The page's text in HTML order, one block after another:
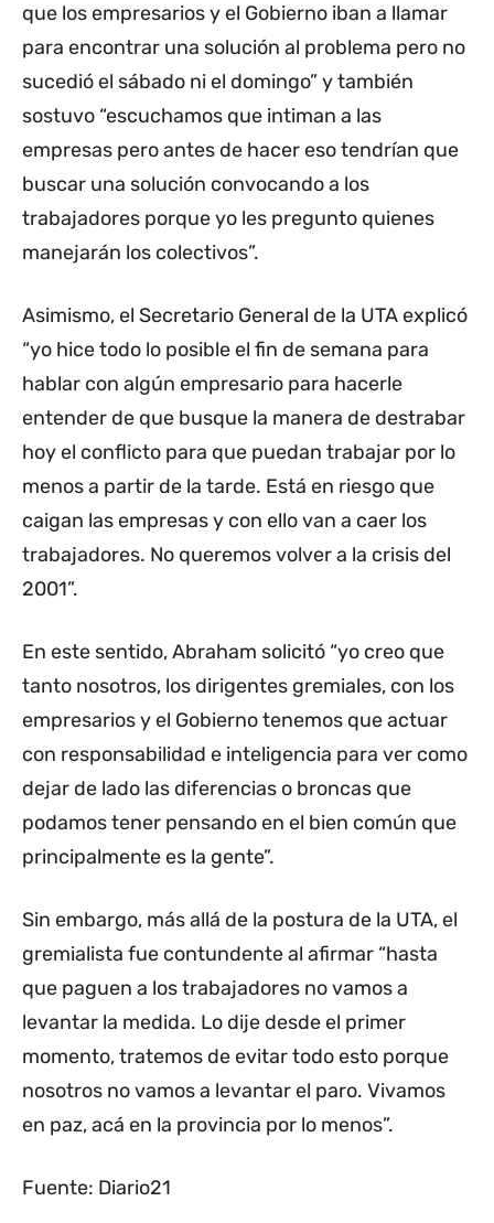
que los empresarios y el Gobierno iban a llamar
para encontrar una solución al problema pero no
sucedió el sábado ni el domingo” y también
sostuvo “escuchamos que intiman a las
empresas pero antes de hacer eso tendrían que
buscar una solución convocando a los
trabajadores porque yo les pregunto quienes
manejarán los colectivos”.
Asimismo, el Secretario General de la UTA explicó
“yo hice todo lo posible el fin de semana para
hablar con algún empresario para hacerle
entender de que busque la manera de destrabar
hoy el conflicto para que puedan trabajar por lo
menos a partir de la tarde. Está en riesgo que
caigan las empresas y con ello van a caer los
trabajadores. No queremos volver a la crisis del
2001”.
En este sentido, Abraham solicitó “yo creo que
tanto nosotros, los dirigentes gremiales, con los
empresarios y el Gobierno tenemos que actuar
con responsabilidad e inteligencia para ver como
dejar de lado las diferencias o broncas que
podamos tener pensando en el bien común que
principalmente es la gente”.
Sin embargo, más allá de la postura de la UTA, el
gremialista fue contundente al afirmar “hasta
que paguen a los trabajadores no vamos a
levantar la medida. Lo dije desde el primer
momento, tratemos de evitar todo esto porque
nosotros no vamos a levantar el paro. Vivamos
en paz, acá en la provincia por lo menos”.
Fuente: Diario21